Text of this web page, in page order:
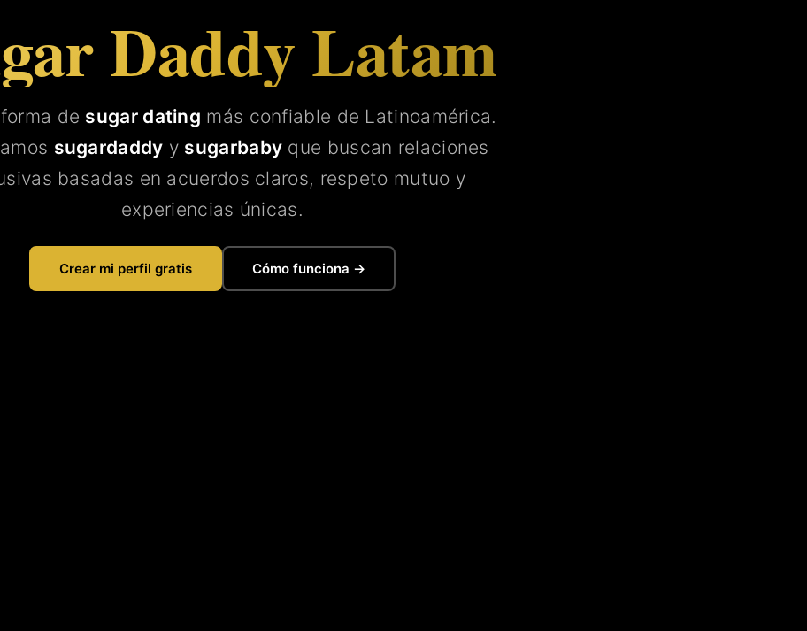
Daddy Latam
de sugar dating más confiable de Latinoamérica.
sugardaddy y sugarbaby que buscan relaciones
basadas en acuerdos claros, respeto mutuo y
experiencias únicas.
Crear mi perfil gratis Cómo funciona →